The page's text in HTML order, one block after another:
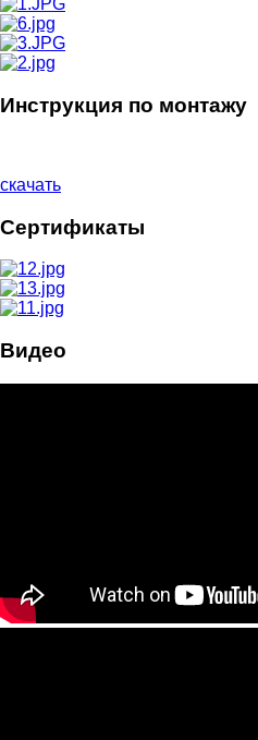
Инструкция по монтажу
скачать
Сертификаты
Видео